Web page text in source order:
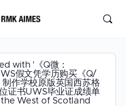
with '《Q微：
假文凭学历购买《Q/
作学校原版英国西苏格
证书UWS毕业证成绩单
West of Scotland